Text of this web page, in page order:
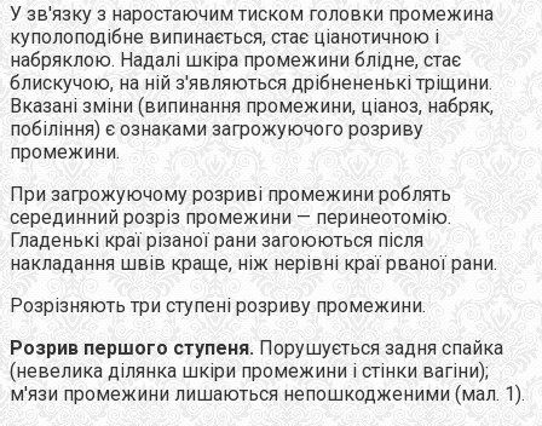
У зв'язку з наростаючим тиском головки промежина
куполоподібне випинається, стає ціанотичною і
набряклою. Надалі шкіра промежини блідне, стає
блискучою, на ній з'являються дрібнененькі тріщини.
Вказані зміни (випинання промежини, ціаноз, набряк,
побіління) є ознаками загрожуючого розриву
промежини.
При загрожуючому розриві промежини роблять
серединний розріз промежини — перинеотомію.
Гладенькі краї різаної рани загоюються після
накладання швів краще, ніж нерівні краї рваної рани.
Розрізняють три ступені розриву промежини.
Розрив першого ступеня. Порушується задня спайка
(невелика ділянка шкіри промежини і стінки вагіни);
м'язи промежини лишаються непошкодженими (мал. 1).